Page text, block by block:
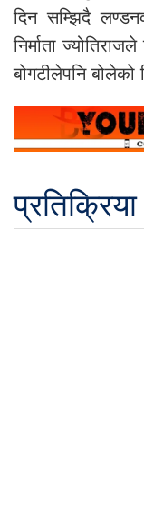
दिन सम्झिदै
निर्माता
बोगटीलेपनि बोलेको
प्रतिक्रिया